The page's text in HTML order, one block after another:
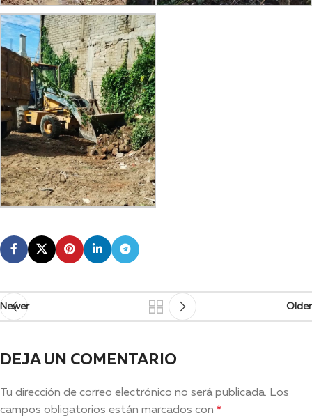
Newer Older
DEJA UN COMENTARIO
Tu dirección de correo electrónico no será publicada. Los
campos obligatorios están marcados con *